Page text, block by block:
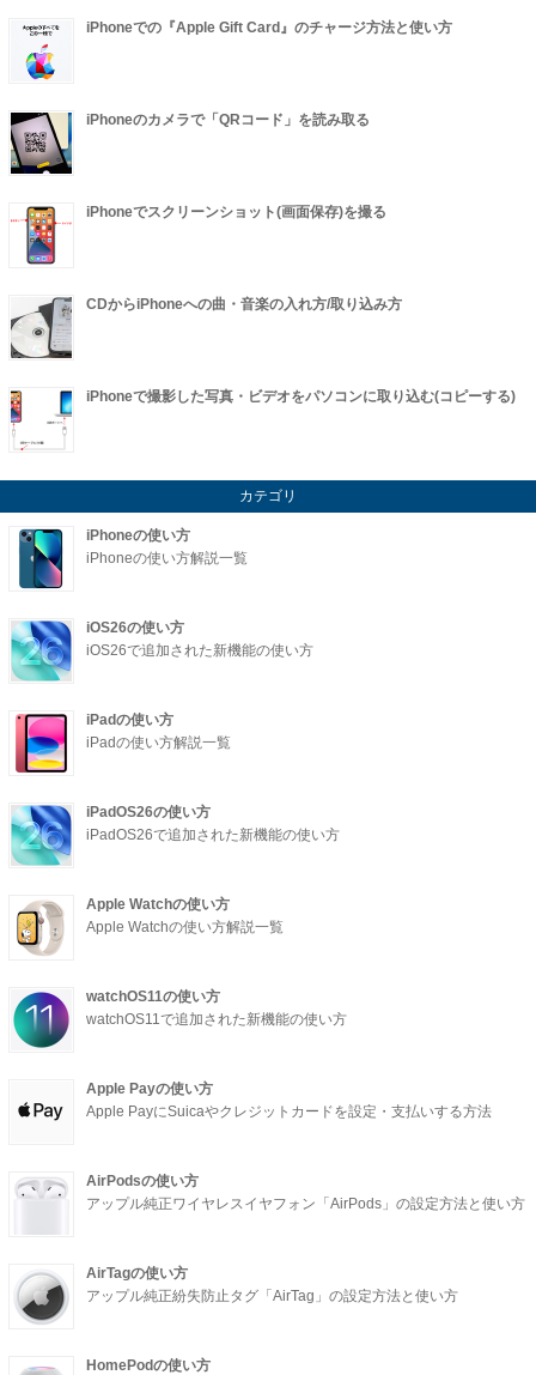
iPhoneでの『Apple Gift Card』のチャージ方法と使い方
iPhoneのカメラで「QRコード」を読み取る
iPhoneでスクリーンショット(画面保存)を撮る
CDからiPhoneへの曲・音楽の入れ方/取り込み方
iPhoneで撮影した写真・ビデオをパソコンに取り込む(コピーする)
カテゴリ
iPhoneの使い方
iPhoneの使い方解説一覧
iOS26の使い方
iOS26で追加された新機能の使い方
iPadの使い方
iPadの使い方解説一覧
iPadOS26の使い方
iPadOS26で追加された新機能の使い方
Apple Watchの使い方
Apple Watchの使い方解説一覧
watchOS11の使い方
watchOS11で追加された新機能の使い方
Apple Payの使い方
Apple PayにSuicaやクレジットカードを設定・支払いする方法
AirPodsの使い方
アップル純正ワイヤレスイヤフォン「AirPods」の設定方法と使い方
AirTagの使い方
アップル純正紛失防止タグ「AirTag」の設定方法と使い方
HomePodの使い方